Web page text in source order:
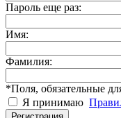
Пароль еще раз:
Имя:
Фамилия:
*Поля, обязательные
Я принимаю